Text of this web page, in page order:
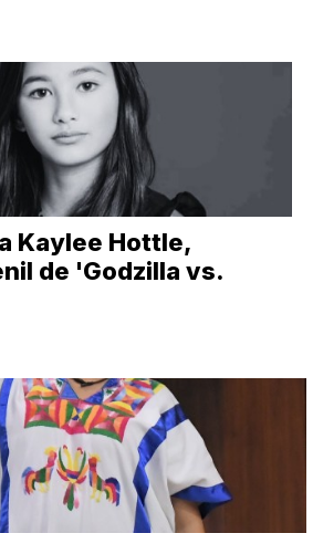
Kaylee Hottle,
de 'Godzilla vs.